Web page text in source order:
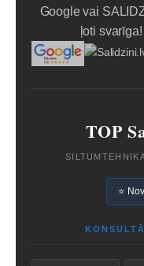
Google vai
ļoti
TOP
⭐